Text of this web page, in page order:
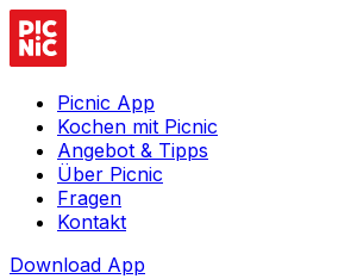
Picnic App
Kochen mit Picnic
Angebot & Tipps
Über Picnic
Fragen
Kontakt
Download App